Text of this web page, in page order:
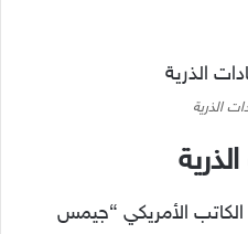
الذرية
الأمريكي “جيمس